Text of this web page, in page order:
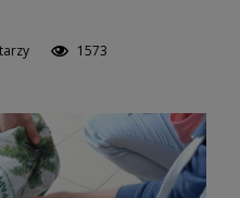
1573